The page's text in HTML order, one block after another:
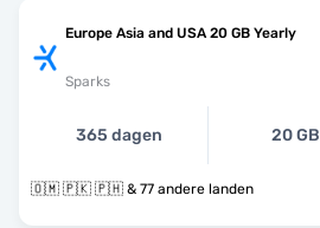
Europe Asia and USA 20 GB Yearly
Sparks
365 dagen 20 GB
🇴🇲 🇵🇰 🇵🇭 & 77 andere landen